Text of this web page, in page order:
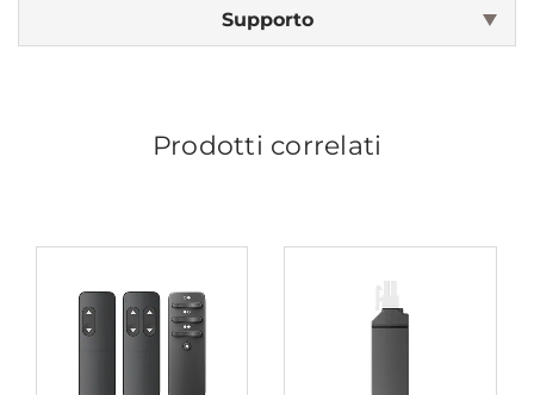
Supporto
Prodotti correlati